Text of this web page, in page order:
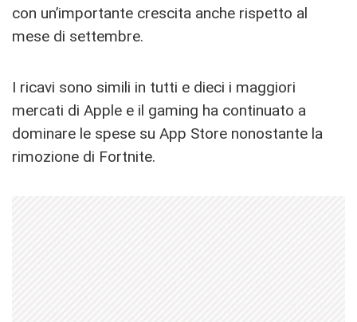
con un’importante crescita anche rispetto al
mese di settembre.
I ricavi sono simili in tutti e dieci i maggiori
mercati di Apple e il gaming ha continuato a
dominare le spese su App Store nonostante la
rimozione di Fortnite.